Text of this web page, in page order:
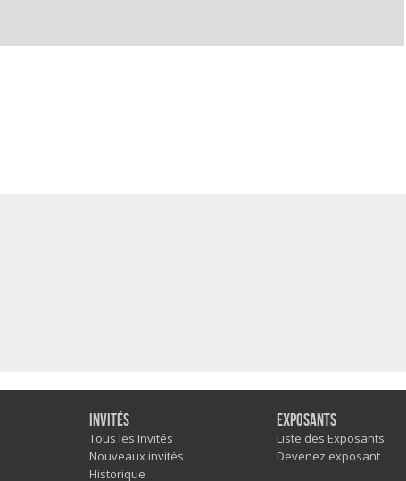
Invités
Tous les Invités
Nouveaux invités
Historique
Exposants
Liste des Exposants
Devenez exposant